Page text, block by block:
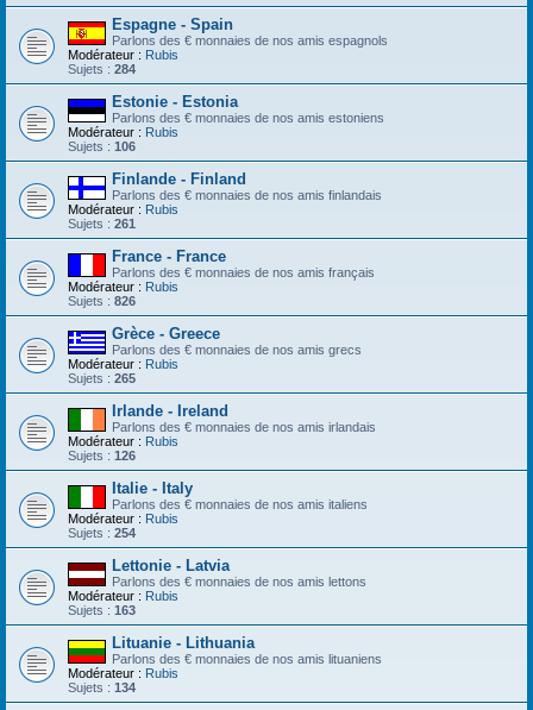
Espagne - Spain
Parlons des € monnaies de nos amis espagnols
Modérateur : Rubis
Sujets : 284
Estonie - Estonia
Parlons des € monnaies de nos amis estoniens
Modérateur : Rubis
Sujets : 106
Finlande - Finland
Parlons des € monnaies de nos amis finlandais
Modérateur : Rubis
Sujets : 261
France - France
Parlons des € monnaies de nos amis français
Modérateur : Rubis
Sujets : 826
Grèce - Greece
Parlons des € monnaies de nos amis grecs
Modérateur : Rubis
Sujets : 265
Irlande - Ireland
Parlons des € monnaies de nos amis irlandais
Modérateur : Rubis
Sujets : 126
Italie - Italy
Parlons des € monnaies de nos amis italiens
Modérateur : Rubis
Sujets : 254
Lettonie - Latvia
Parlons des € monnaies de nos amis lettons
Modérateur : Rubis
Sujets : 163
Lituanie - Lithuania
Parlons des € monnaies de nos amis lituaniens
Modérateur : Rubis
Sujets : 134